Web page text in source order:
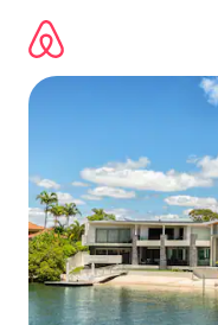
directement
contenu